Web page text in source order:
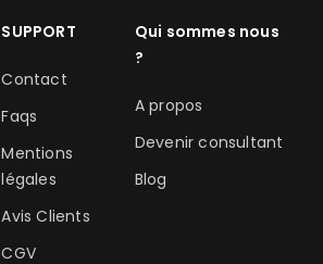
Qui sommes nous
?
A propos
Devenir consultant
Blog
SUPPORT
Contact
Faqs
Mentions
légales
Avis Clients
CGV